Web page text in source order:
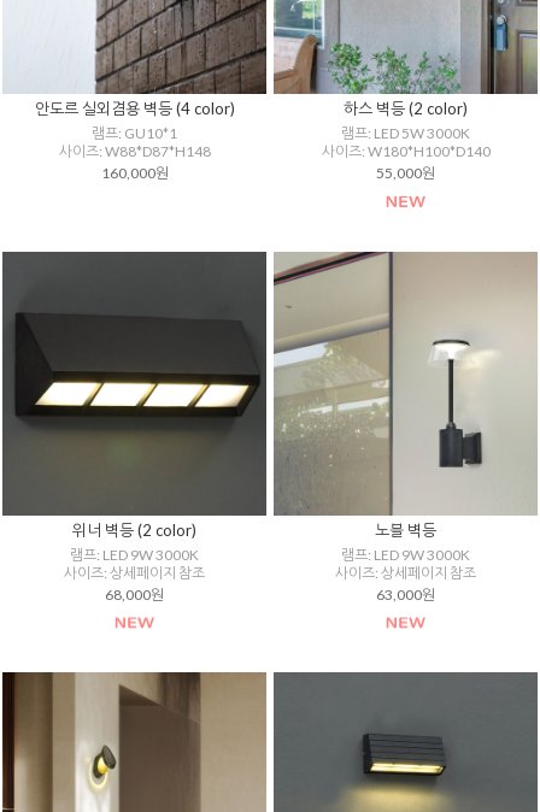
안도르 실외겸용 벽등 (4 color)
램프: GU10*1
사이즈: W88*D87*H148
160,000원
하스 벽등 (2 color)
램프: LED 5W 3000K
사이즈: W180*H100*D140
55,000원
위너 벽등 (2 color)
램프: LED 9W 3000K
사이즈: 상세페이지 참조
68,000원
노블 벽등
램프: LED 9W 3000K
사이즈: 상세페이지 참조
63,000원